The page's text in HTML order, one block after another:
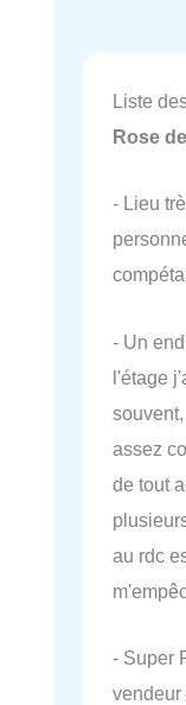
Liste
Rose
- Lieu
- Un
l'étage
assez
de tout
au rdc
- Super
vendeur